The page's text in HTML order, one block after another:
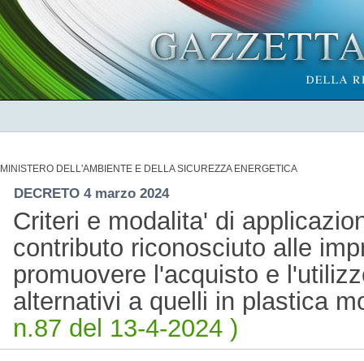
MINISTERO DELL'AMBIENTE E DELLA SICUREZZA ENERGETICA
DECRETO 4 marzo 2024
Criteri e modalita' di
contributo riconosciuto alle
promuovere l'acquisto e
alternativi a quelli in plastica
n.87 del 13-4-2024 )